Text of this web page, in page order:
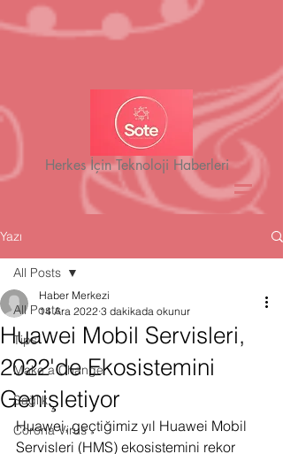
Herkes İçin Teknoloji Haberleri
Yazı
All Posts
Tips
Make a Change
Sağlık
Corona Virus
All Posts
Huawei Mobil Servisleri,
2022'de Ekosistemini
Genişletiyor
Haber Merkezi
14 Ara 2022 3 dakikada okunur
Huawei, geçtiğimiz yıl Huawei Mobil
Servisleri (HMS) ekosistemini rekor